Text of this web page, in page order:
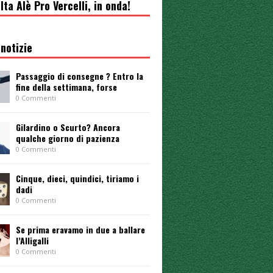
Alè Pro Vercelli, in onda!
Passaggio di consegne ? Entro la
fine della settimana, forse
0 Commenti
Gilardino o Scurto? Ancora
qualche giorno di pazienza
0 Commenti
Cinque, dieci, quindici, tiriamo i
dadi
0 Commenti
Se prima eravamo in due a ballare
l’Alligalli
0 Commenti